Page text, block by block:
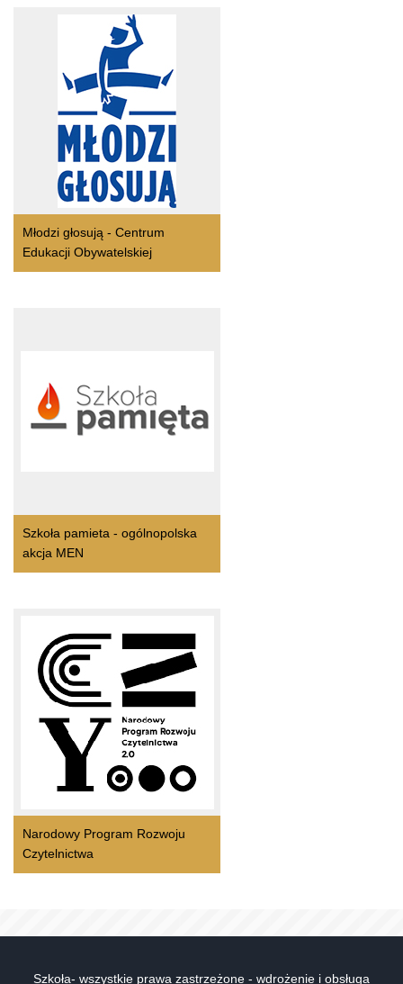
Młodzi głosują - Centrum
Edukacji Obywatelskiej
Szkoła pamieta - ogólnopolska
akcja MEN
Narodowy Program Rozwoju
Czytelnictwa
Szkoła- wszystkie prawa zastrzeżone - wdrożenie i obsługa